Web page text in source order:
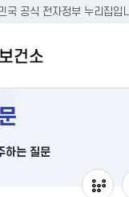
국 공식 전자정부 누리집입
본문 바로가기
하는 질문